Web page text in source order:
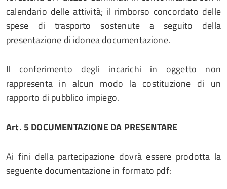
calendario delle attività; il rimborso concordato delle
spese di trasporto sostenute a seguito della
presentazione di idonea documentazione.
Il conferimento degli incarichi in oggetto non
rappresenta in alcun modo la costituzione di un
rapporto di pubblico impiego.
Art. 5DOCUMENTAZIONEDA PRESENTARE
Ai fini della partecipazione dovrà essere prodotta la
seguente documentazione in formato pdf: